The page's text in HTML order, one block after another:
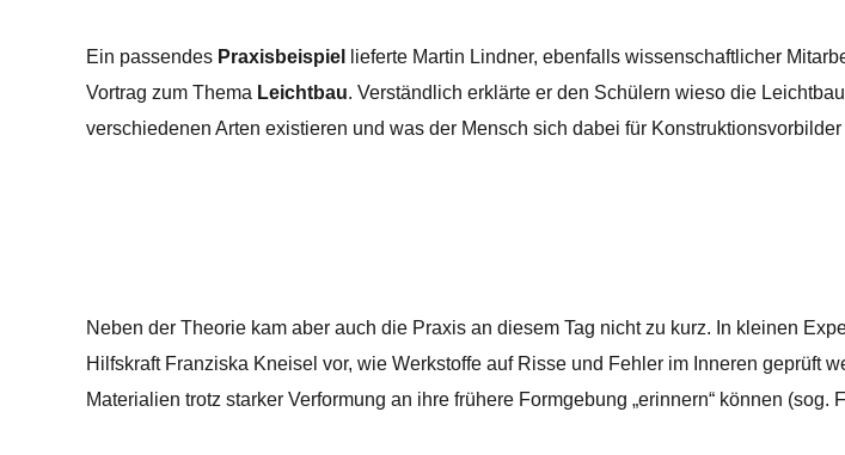
Ein passendes Praxisbeispiel
lieferte Martin Lindner, ebenfalls wissenschaftlicher
Vortrag zum Thema Leichtbau. Verständlich erklärte er den Schülern wieso die
verschiedenen Arten existieren und was der Mensch sich dabei für
Neben der Theorie kam aber auch die Praxis an diesem Tag nicht zu kurz. In kleinen
Hilfskraft Franziska Kneisel vor, wie Werkstoffe auf Risse und Fehler im Inneren geprüft
Materialien trotz starker Verformung an ihre frühere Formgebung „erinnern“ können (sog.